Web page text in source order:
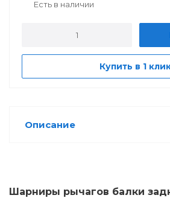
Есть в наличии
Купить в 1
Описание
Шарниры рычагов балки